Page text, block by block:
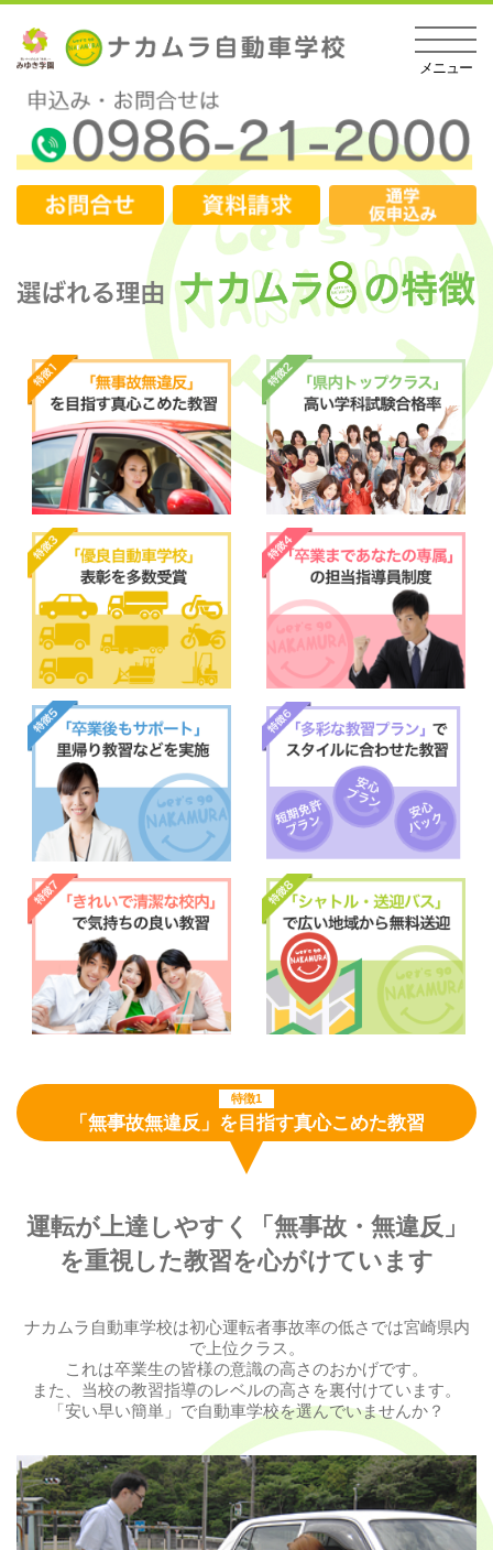
特徴1
「無事故無違反」を目指す真心こめた教習
運転が上達しやすく「無事故・無違反」
を重視した教習を心がけています
ナカムラ自動車学校は初心運転者事故率の低さでは宮崎県内
で上位クラス。
これは卒業生の皆様の意識の高さのおかげです。
また、当校の教習指導のレベルの高さを裏付けています。
「安い早い簡単」で自動車学校を選んでいませんか？